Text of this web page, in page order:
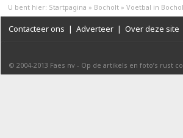
U bent hier: Startpagina » Bocholt » Voetbal in
Contacteer ons | Adverteer | Over deze site
© 2004-2013 Faes nv - Op de artikels en foto’s rust